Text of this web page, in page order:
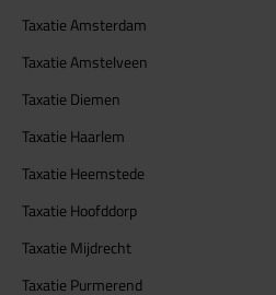
Taxatie Amsterdam
Taxatie Amstelveen
Taxatie Diemen
Taxatie Haarlem
Taxatie Heemstede
Taxatie Hoofddorp
Taxatie Mijdrecht
Taxatie Purmerend